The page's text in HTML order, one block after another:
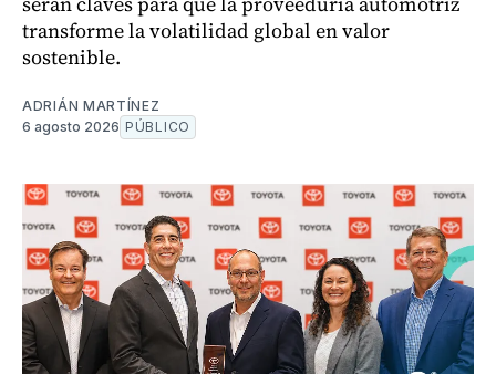
transforme la volatilidad global en valor
sostenible.
ADRIÁN MARTÍNEZ
6 agosto 2026 PÚBLICO